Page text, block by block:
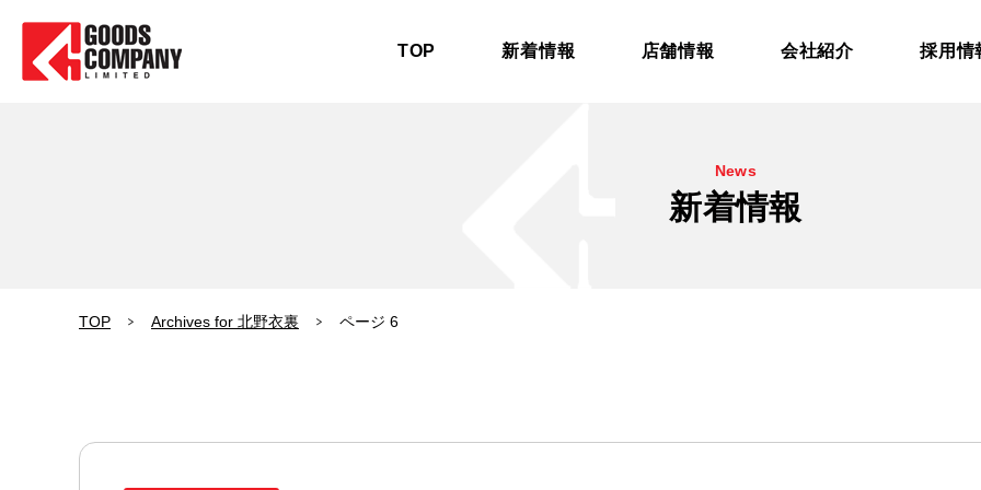
TOP 新着情報 店舗情報 会社紹介 採用情
News
新着情報
TOP Archives for 北野衣裏 ページ 6